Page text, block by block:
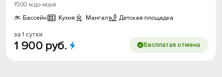
1500 м до моря
Бассейн
Кухня Мангал Детская площадка
за 1 сутки
1 900 руб. Бесплатая отмена